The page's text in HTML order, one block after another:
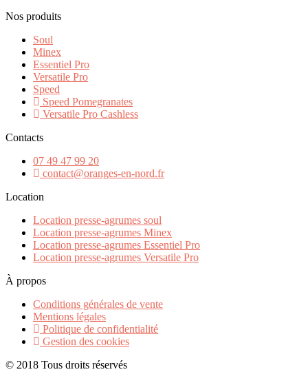
Nos produits
Soul
Minex
Essentiel Pro
Versatile Pro
Speed
Speed Pomegranates
Versatile Pro Cashless
Contacts
07 49 47 99 20
contact@oranges-en-nord.fr
Location
Location presse-agrumes soul
Location presse-agrumes Minex
Location presse-agrumes Essentiel Pro
Location presse-agrumes Versatile Pro
À propos
Conditions générales de vente
Mentions légales
Politique de confidentialité
Gestion des cookies
© 2018 Tous droits réservés